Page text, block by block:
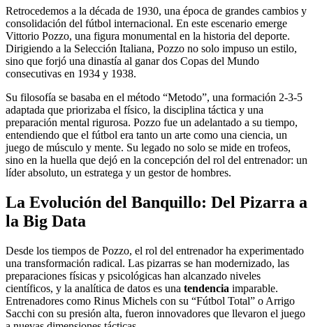
Retrocedemos a la década de 1930, una época de grandes cambios y
consolidación del fútbol internacional. En este escenario emerge
Vittorio Pozzo, una figura monumental en la historia del deporte.
Dirigiendo a la Selección Italiana, Pozzo no solo impuso un estilo,
sino que forjó una dinastía al ganar dos Copas del Mundo
consecutivas en 1934 y 1938.
Su filosofía se basaba en el método “Metodo”, una formación 2-3-5
adaptada que priorizaba el físico, la disciplina táctica y una
preparación mental rigurosa. Pozzo fue un adelantado a su tiempo,
entendiendo que el fútbol era tanto un arte como una ciencia, un
juego de músculo y mente. Su legado no solo se mide en trofeos,
sino en la huella que dejó en la concepción del rol del entrenador: un
líder absoluto, un estratega y un gestor de hombres.
La Evolución del Banquillo: Del Pizarra a
la Big Data
Desde los tiempos de Pozzo, el rol del entrenador ha experimentado
una transformación radical. Las pizarras se han modernizado, las
preparaciones físicas y psicológicas han alcanzado niveles
científicos, y la analítica de datos es una tendencia imparable.
Entrenadores como Rinus Michels con su “Fútbol Total” o Arrigo
Sacchi con su presión alta, fueron innovadores que llevaron el juego